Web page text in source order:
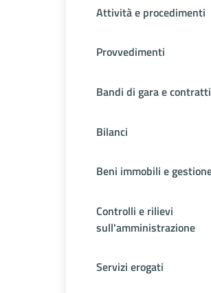
Attività e procedimenti
Provvedimenti
Bandi di gara e contratti
Bilanci
Beni immobili e
Controlli e rilievi
sull'amministrazione
Servizi erogati